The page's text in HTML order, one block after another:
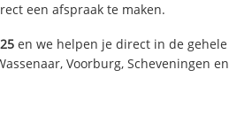
een afspraak te maken.
en we helpen je direct in de gehele
Voorburg, Scheveningen en